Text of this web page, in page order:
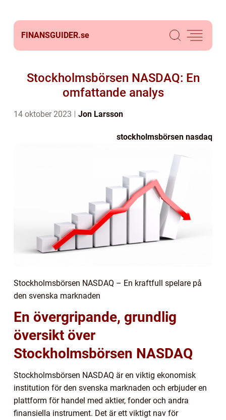
FINANSGUIDER.se
Stockholmsbörsen NASDAQ: En
omfattande analys
14 oktober 2023 Jon Larsson
stockholmsbörsen nasdaq
Stockholmsbörsen NASDAQ – En kraftfull spelare på
den svenska marknaden
En övergripande, grundlig
översikt över
Stockholmsbörsen NASDAQ
Stockholmsbörsen NASDAQ är en viktig ekonomisk
institution för den svenska marknaden och erbjuder en
plattform för handel med aktier, fonder och andra
finansiella instrument. Det är ett viktigt nav för